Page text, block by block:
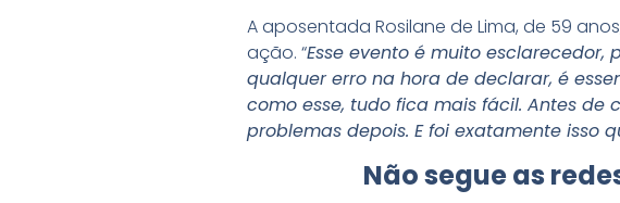
A aposentada Rosilane de Lima, de 59
ação. “Esse evento é muito
qualquer erro na hora de declarar, é
como esse, tudo fica mais fácil. Antes
problemas depois. E foi exatamente isso
Não segue as